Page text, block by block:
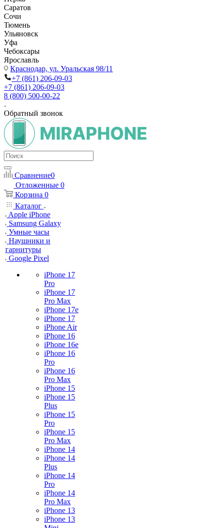
Саратов
Сочи
Тюмень
Ульяновск
Уфа
Чебоксары
Ярославль
Краснодар, ул. Уральская 98/11
+7 (861) 206-09-03
+7 (861) 206-09-03
8 (800) 500-00-22
Обратный звонок
Сравнение0
Отложенные 0
Корзина 0
Каталог
Apple iPhone
Samsung Galaxy
Умные часы
Наушники и
гарнитуры
Google Pixel
iPhone 17
Pro
iPhone 17
Pro Max
iPhone 17e
iPhone 17
iPhone Air
iPhone 16
iPhone 16e
iPhone 16
Pro
iPhone 16
Pro Max
iPhone 15
iPhone 15
Plus
iPhone 15
Pro
iPhone 15
Pro Max
iPhone 14
iPhone 14
Plus
iPhone 14
Pro
iPhone 14
Pro Max
iPhone 13
iPhone 13